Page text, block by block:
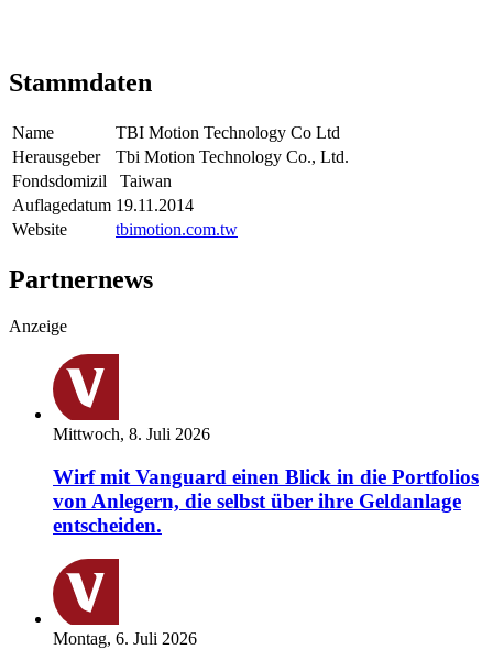
Stammdaten
Name
TBI Motion Technology Co Ltd
Herausgeber
Tbi Motion Technology Co., Ltd.
Fondsdomizil
Taiwan
Auflagedatum 19.11.2014
Website
tbimotion.com.tw
Partnernews
Anzeige
Mittwoch, 8. Juli 2026
Wirf mit Vanguard einen Blick in die Portfolios
von Anlegern, die selbst über ihre Geldanlage
entscheiden.
Montag, 6. Juli 2026